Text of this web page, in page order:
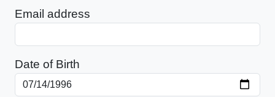
Email address
Date of Birth